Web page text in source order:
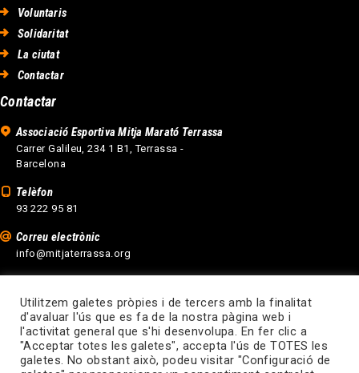
Voluntaris
Solidaritat
La ciutat
Contactar
Contactar
Associació Esportiva Mitja Marató Terrassa
Carrer Galileu, 234 1 B1, Terrassa -
Barcelona
Telèfon
93 222 95 81
Correu electrònic
info@mitjaterrassa.org
Disseny web Terrassa
Utilitzem galetes pròpies i de tercers amb la finalitat
d'avaluar l'ús que es fa de la nostra pàgina web i
l'activitat general que s'hi desenvolupa. En fer clic a
"Acceptar totes les galetes", accepta l'ús de TOTES les
galetes. No obstant això, podeu visitar "Configuració de